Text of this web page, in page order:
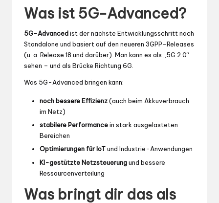
Was ist 5G-Advanced?
5G-Advancedist der nächste Entwicklungsschritt nach
Standalone und basiert auf den neueren 3GPP-Releases
(u. a. Release 18 und darüber). Man kann es als „5G 2.0“
sehen – und als Brücke Richtung 6G.
Was 5G-Advanced bringen kann:
noch bessere Effizienz(auch beim Akkuverbrauch
im Netz)
stabilere Performancein stark ausgelasteten
Bereichen
Optimierungen für IoTund Industrie-Anwendungen
KI-gestützte Netzsteuerungund bessere
Ressourcenverteilung
Was bringt dir das als